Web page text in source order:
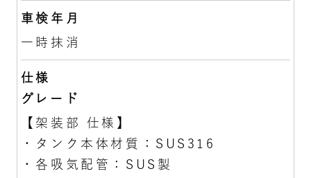
車検年月
一時抹消
仕様
グレード
【架装部 仕様】
・タンク本体材質：SUS316
・各吸気配管：SUS製